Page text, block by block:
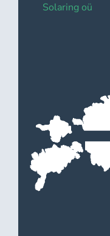
Solaring oü